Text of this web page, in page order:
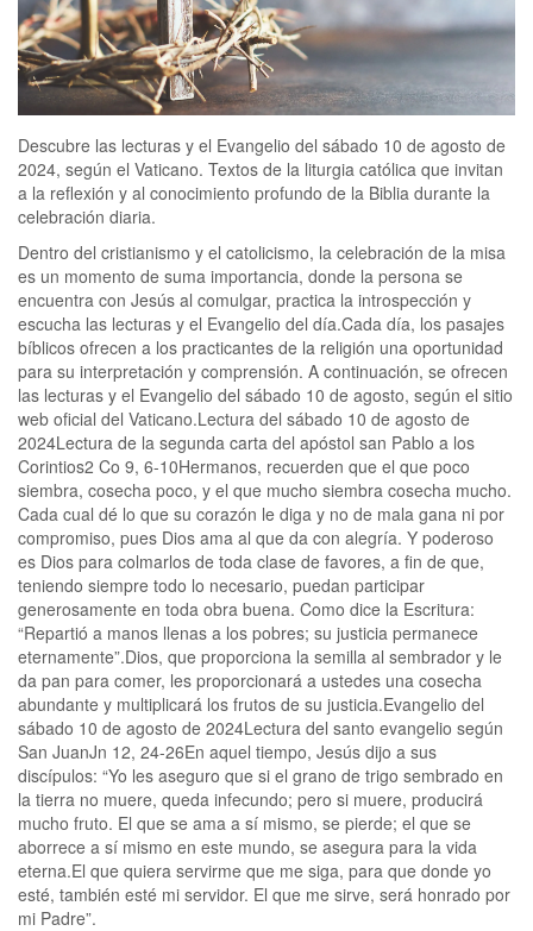
Descubre las lecturas y el Evangelio del sábado 10 de agosto de
2024, según el Vaticano. Textos de la liturgia católica que invitan
a la reflexión y al conocimiento profundo de la Biblia durante la
celebración diaria.
Dentro del cristianismo y el catolicismo, la celebración de la misa
es un momento de suma importancia, donde la persona se
encuentra con Jesús al comulgar, practica la introspección y
escucha las lecturas y el Evangelio del día.Cada día, los pasajes
bíblicos ofrecen a los practicantes de la religión una oportunidad
para su interpretación y comprensión. A continuación, se ofrecen
las lecturas y el Evangelio del sábado 10 de agosto, según el sitio
web oficial del Vaticano.Lectura del sábado 10 de agosto de
2024Lectura de la segunda carta del apóstol san Pablo a los
Corintios2 Co 9, 6-10Hermanos, recuerden que el que poco
siembra, cosecha poco, y el que mucho siembra cosecha mucho.
Cada cual dé lo que su corazón le diga y no de mala gana ni por
compromiso, pues Dios ama al que da con alegría. Y poderoso
es Dios para colmarlos de toda clase de favores, a fin de que,
teniendo siempre todo lo necesario, puedan participar
generosamente en toda obra buena. Como dice la Escritura:
“Repartió a manos llenas a los pobres; su justicia permanece
eternamente”.Dios, que proporciona la semilla al sembrador y le
da pan para comer, les proporcionará a ustedes una cosecha
abundante y multiplicará los frutos de su justicia.Evangelio del
sábado 10 de agosto de 2024Lectura del santo evangelio según
San JuanJn 12, 24-26En aquel tiempo, Jesús dijo a sus
discípulos: “Yo les aseguro que si el grano de trigo sembrado en
la tierra no muere, queda infecundo; pero si muere, producirá
mucho fruto. El que se ama a sí mismo, se pierde; el que se
aborrece a sí mismo en este mundo, se asegura para la vida
eterna.El que quiera servirme que me siga, para que donde yo
esté, también esté mi servidor. El que me sirve, será honrado por
mi Padre”.